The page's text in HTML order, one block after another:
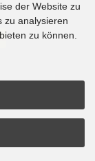
der Website zu
zu analysieren
zu können.